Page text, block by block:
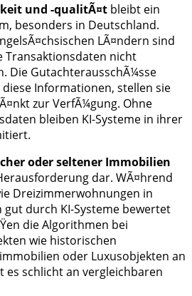
und -qualitÃ¤t bleibt ein
besonders in Deutschland.
LÃ¤ndern sind
Transaktionsdaten nicht
Die GutachterausschÃ¼sse
Informationen, stellen sie
zur VerfÃ¼gung. Ohne
bleiben KI-Systeme in ihrer
oder seltener Immobilien
dar. WÃ¤hrend
Dreizimmerwohnungen in
durch KI-Systeme bewertet
die Algorithmen bei
wie historischen
oder Luxusobjekten an
es schlicht an vergleichbaren